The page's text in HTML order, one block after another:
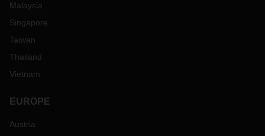
Malaysia
Singapore
Taiwan
Thailand
Vietnam
EUROPE
Austria